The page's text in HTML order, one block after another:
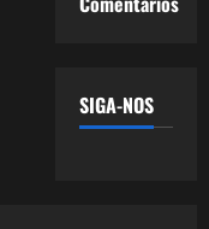
SIGA-NOS